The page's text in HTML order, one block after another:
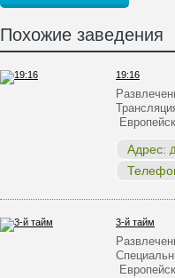
Похожие заведения
19:16
Адрес:
3-й тайм